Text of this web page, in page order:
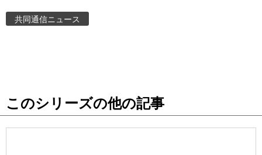
お知らせ
共同通信ニュース
このシリーズの他の記事